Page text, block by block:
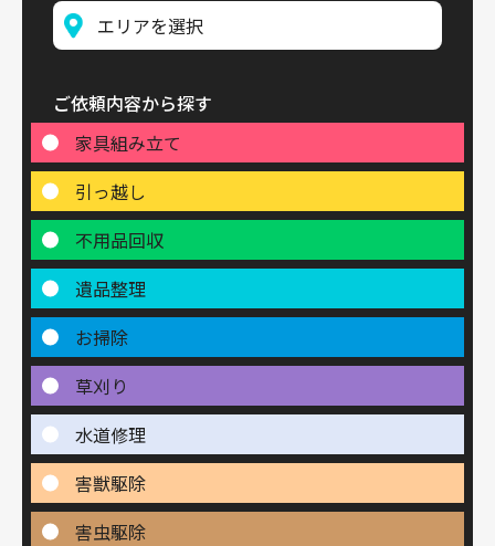
ご依頼内容から探す
家具組み立て
引っ越し
不用品回収
遺品整理
お掃除
草刈り
水道修理
害獣駆除
害虫駆除